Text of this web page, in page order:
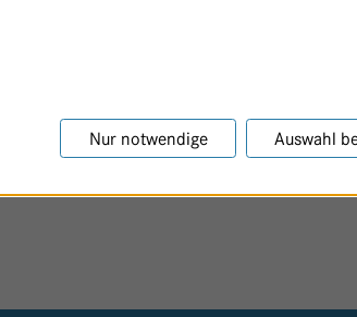
Nur notwendige Auswahl